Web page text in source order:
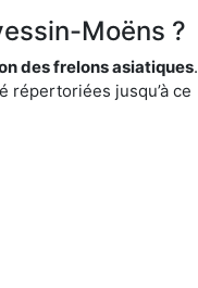
Moëns ?
des frelons asiatiques.
répertoriées jusqu’à ce